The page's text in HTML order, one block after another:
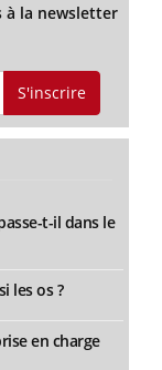
à la newsletter
S'inscrire
t-il dans le
les os ?
en charge